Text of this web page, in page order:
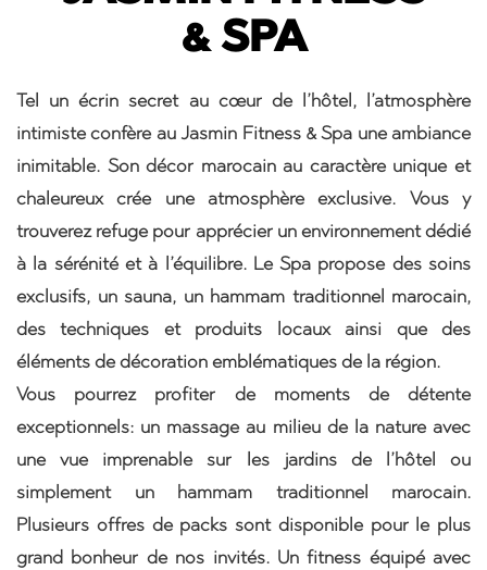
& SPA
Tel un écrin secret au cœur de l’hôtel, l’atmosphère
intimiste confère au Jasmin Fitness & Spa une ambiance
inimitable. Son décor marocain au caractère unique et
chaleureux crée une atmosphère exclusive. Vous y
trouverez refuge pour apprécier un environnement dédié
à la sérénité et à l’équilibre. Le Spa propose des soins
exclusifs, un sauna, un hammam traditionnel marocain,
des techniques et produits locaux ainsi que des
éléments de décoration emblématiques de la région.
Vous pourrez profiter de moments de détente
exceptionnels: un massage au milieu de la nature avec
une vue imprenable sur les jardins de l’hôtel ou
simplement un hammam traditionnel marocain.
Plusieurs offres de packs sont disponible pour le plus
grand bonheur de nos invités. Un fitness équipé avec